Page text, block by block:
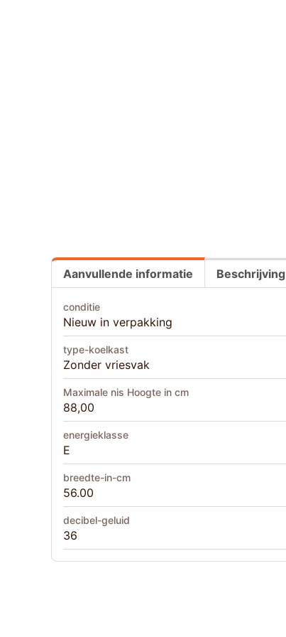
Aanvullende informatie Beschrijving
conditie
Nieuw in verpakking
type-koelkast
Zonder vriesvak
Maximale nis Hoogte in cm
88,00
energieklasse
E
breedte-in-cm
56.00
decibel-geluid
36